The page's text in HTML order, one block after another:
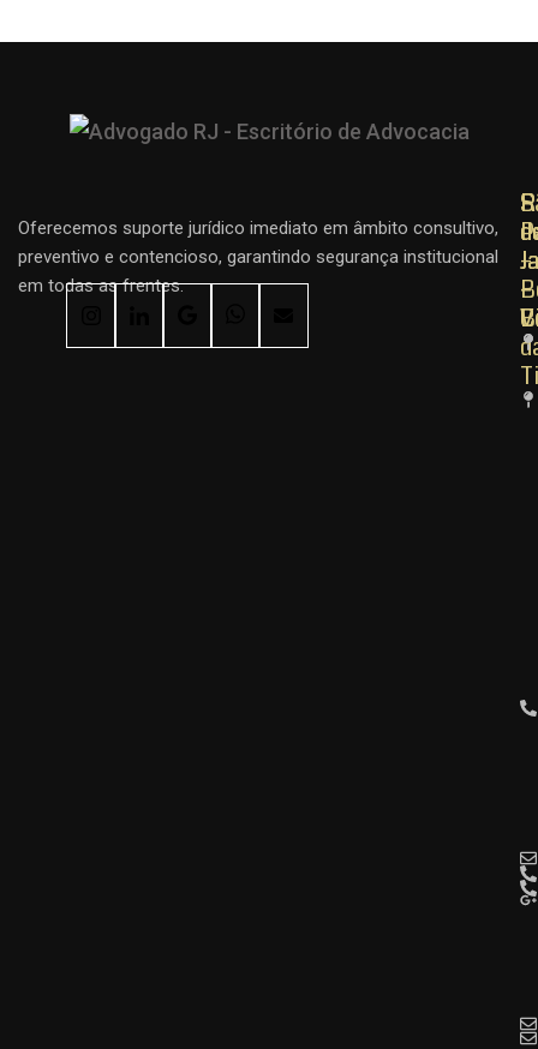
Oferecemos suporte jurídico imediato em âmbito consultivo,
preventivo e contencioso, garantindo segurança institucional
em todas as frentes.
–
–
–